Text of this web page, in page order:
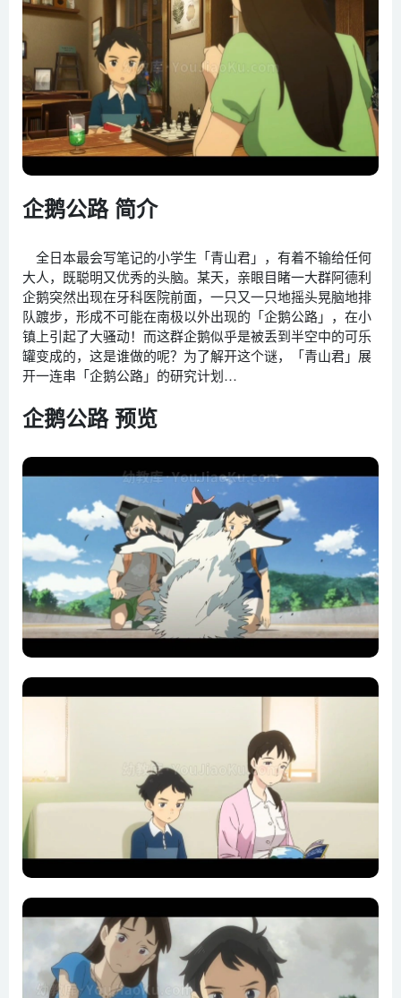
企鹅公路 简介
全日本最会写笔记的小学生「青山君」，有着不输给任何
大人，既聪明又优秀的头脑。某天，亲眼目睹一大群阿德利
企鹅突然出现在牙科医院前面，一只又一只地摇头晃脑地排
队踱步，形成不可能在南极以外出现的「企鹅公路」，在小
镇上引起了大骚动！而这群企鹅似乎是被丢到半空中的可乐
罐变成的，这是谁做的呢？为了解开这个谜，「青山君」展
开一连串「企鹅公路」的研究计划…
企鹅公路 预览